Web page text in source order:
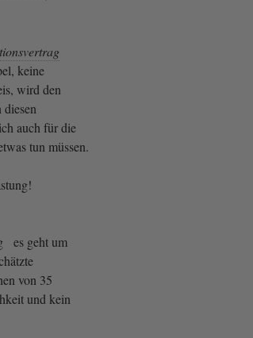
keine
wird den
auch für die
tun müssen.
es geht um
von 35
und kein